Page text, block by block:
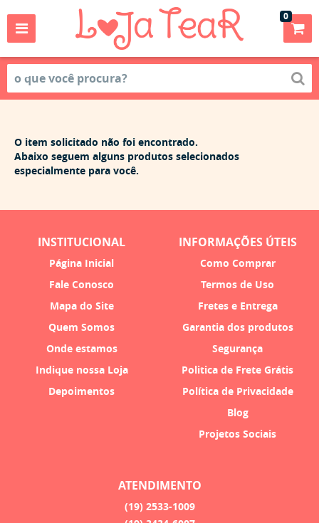
0
O item solicitado não foi encontrado.
Abaixo seguem alguns produtos selecionados
especialmente para você.
INSTITUCIONAL
Página Inicial
Fale Conosco
Mapa do Site
Quem Somos
Onde estamos
Indique nossa Loja
Depoimentos
INFORMAÇÕES ÚTEIS
Como Comprar
Termos de Uso
Fretes e Entrega
Garantia dos produtos
Segurança
Politica de Frete Grátis
Política de Privacidade
Blog
Projetos Sociais
ATENDIMENTO
(19) 2533-1009